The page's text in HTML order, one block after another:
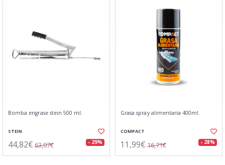
Bomba engrase stein 500 ml.
STEIN
44,82€ 63,07€ - 29%
Grasa spray alimentaria 400ml.
COMPACT
11,99€ 16,71€ - 28%